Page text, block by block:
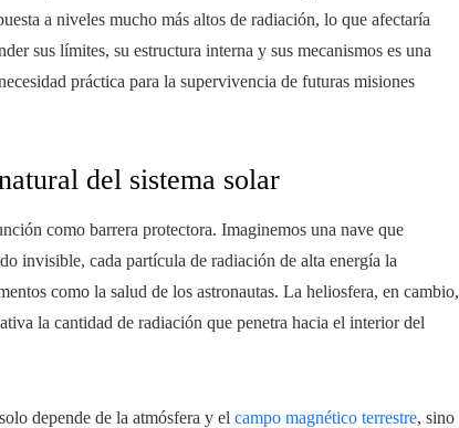
a niveles mucho más altos de radiación, lo que afectaría
sus límites, su estructura interna y sus mecanismos es una
práctica para la supervivencia de futuras misiones
del sistema solar
como barrera protectora. Imaginemos una nave que
invisible, cada partícula de radiación de alta energía la
como la salud de los astronautas. La heliosfera, en cambio,
la cantidad de radiación que penetra hacia el interior del
depende de la atmósfera y el campo magnético terrestre, sino